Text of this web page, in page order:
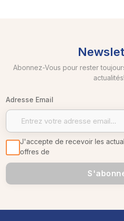
Abonnez-Vous pour rester
actualités!
Adresse Email
J'accepte de recevoir les
offres de